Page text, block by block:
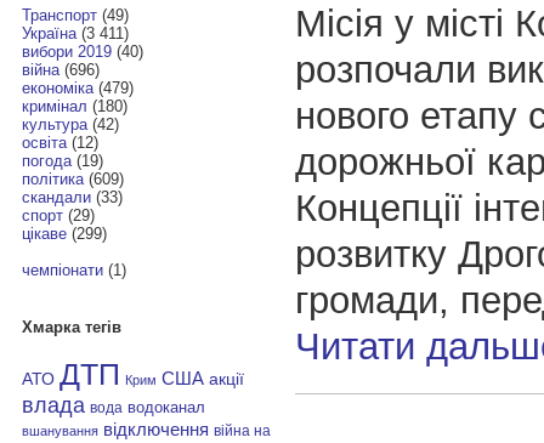
Транспорт(49)
Україна(3 411)
вибори 2019(40)
війна(696)
економіка(479)
кримінал (180)
культура(42)
освіта(12)
погода(19)
політика(609)
скандали(33)
спорт(29)
цікаве(299)
чемпіонати(1)
Хмарка тегів
АТО ДТП Крим США акції
влада вода водоканал
вшанування відключення війна на
Місія у місті
розпочали
нового етапу
дорожньої
Концепції
розвитку
громади,
Читати